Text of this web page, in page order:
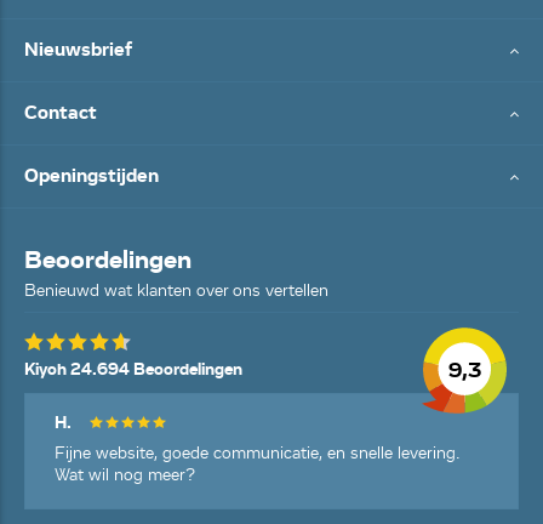
Nieuwsbrief
Contact
Openingstijden
Beoordelingen
Benieuwd wat klanten over ons vertellen
9,3
Kiyoh 24.694 Beoordelingen
H.
Fijne website, goede communicatie, en snelle levering.
Wat wil nog meer?